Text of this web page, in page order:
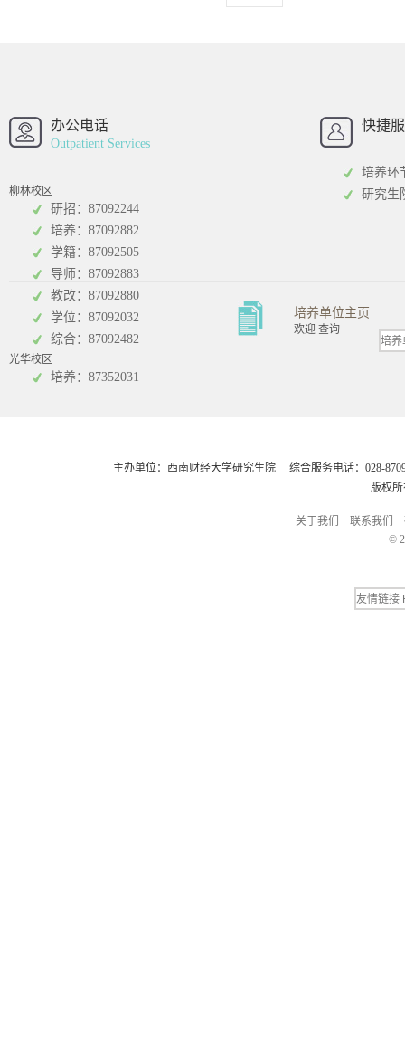
招办
工商管理学院
办公电话
Outpatient Services
柳林校区
研招：87092244
培养：87092882
学籍：87092505
导师：87092883
教改：87092880
学位：87092032
综合：87092482
光华校区
培养：87352031
快捷
培养环
研究生
培养单位主页
欢迎 查询
主办单位：西南财经大学研究生院 综合服务电话：028-
版权
关于我们 联系我们
©